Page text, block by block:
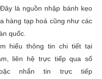
là nguồn nhập bánh kẹo
hàng tạp hoá cũng như các
quốc.
hiểu thông tin chi tiết tại
liên hệ trực tiếp qua số
nhắn tin trực tiếp